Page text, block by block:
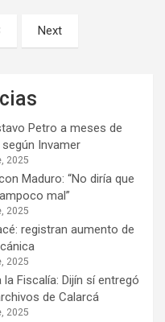
Next
Petro a meses de
Invamer
2025
Maduro: “No diría que
mal”
2025
registran aumento de
2025
Fiscalía: Dijín sí entregó
de Calarcá
2025